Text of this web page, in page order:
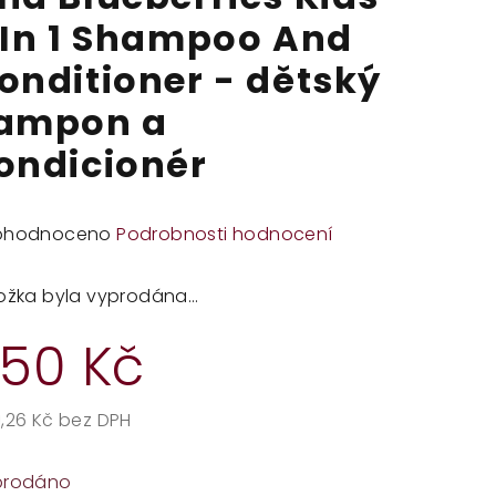
1 Shampoo And
- dětský
a
Podrobnosti hodnocení
byla vyprodána…
Kč
Kč bez DPH